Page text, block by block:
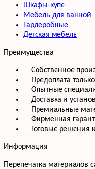
Шкафы-купе
Мебель для ванной
Гардеробные
Детская мебель
Преимущества
Собственное
Предоплата
Опытные
Доставка и
Премиальные
Фирменная
Готовые решения
Информация
Перепечатка материалов